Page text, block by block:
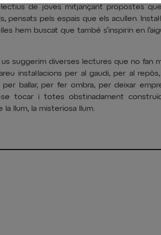
de joves mitjançant propostes
pensats pels espais que els acullen.
hem buscat que també s’inspirin en
suggerim diverses lectures que no fan
instal·lacions per al gaudi, per al
per ballar, per fer ombra, per deixar
se tocar i totes obstinadament
la llum, la misteriosa llum.